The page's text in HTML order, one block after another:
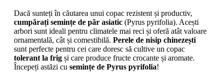
Dacă sunteți în căutarea unui copac rezistent și productiv,
cumpărați semințe de păr asiatic (Pyrus pyrifolia). Acești
arbori sunt ideali pentru climatele mai reci și oferă atât valoare
ornamentală, cât și comestibilă. Perele de nisip chinezești
sunt perfecte pentru cei care doresc să cultive un copac
tolerant la frig și care produce fructe crocante și aromate.
Începeți astăzi cu semințe de Pyrus pyrifolia!